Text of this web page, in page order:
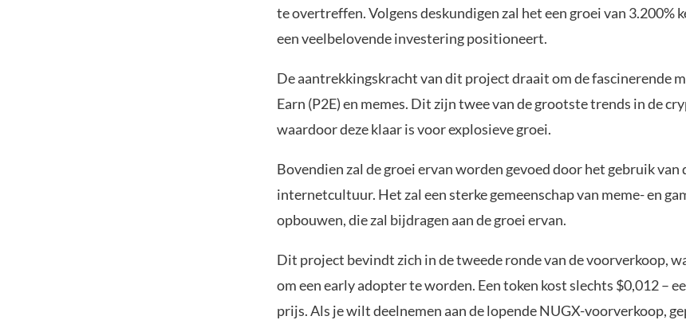
te overtreffen. Volgens deskundigen zal het een groei van 3.200%
een veelbelovende investering positioneert.
De aantrekkingskracht van dit project draait om de fascinerende
Earn (P2E) en memes. Dit zijn twee van de grootste trends in de
waardoor deze klaar is voor explosieve groei.
Bovendien zal de groei ervan worden gevoed door het gebruik van
internetcultuur. Het zal een sterke gemeenschap van meme- en
opbouwen, die zal bijdragen aan de groei ervan.
Dit project bevindt zich in de tweede ronde van de voorverkoop,
om een early adopter te worden. Een token kost slechts $0,012 –
prijs. Als je wilt deelnemen aan de lopende NUGX-voorverkoop,